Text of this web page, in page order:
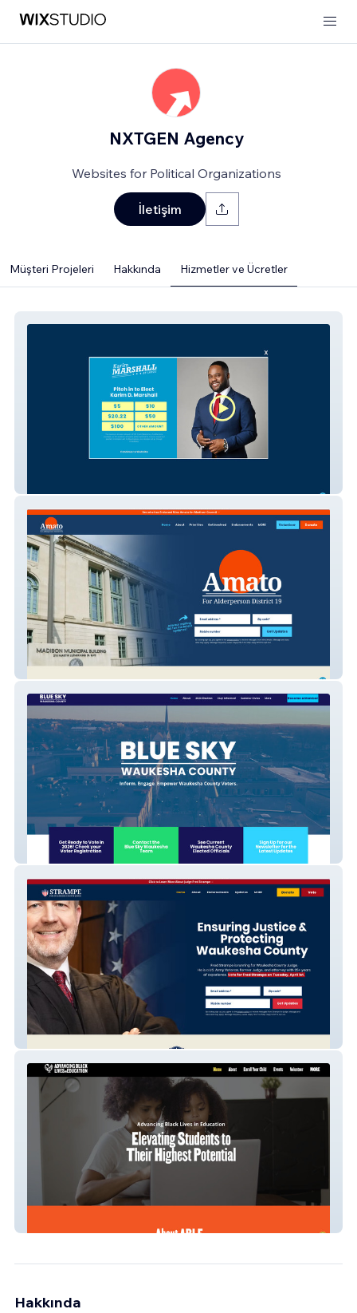
NXTGEN Agency
Websites for Political Organizations
İletişim
Müşteri Projeleri Hakkında Hizmetler ve Ücretler
Nino Amato for Madison
Blue Sky Waukesha (501c4)
Fred Strampe for Judge
Hakkında